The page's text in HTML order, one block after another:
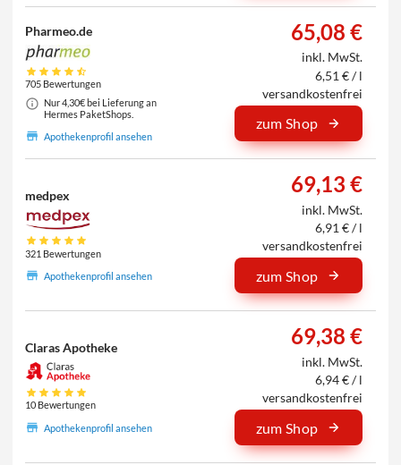
Pharmeo.de
705 Bewertungen
Nur 4,30€ bei Lieferung an
Hermes PaketShops.
Apothekenprofil ansehen
65,08 €
inkl. MwSt.
6,51 € / l
versandkostenfrei
zum Shop
medpex
321 Bewertungen
Apothekenprofil ansehen
69,13 €
inkl. MwSt.
6,91 € / l
versandkostenfrei
zum Shop
Claras Apotheke
10 Bewertungen
Apothekenprofil ansehen
69,38 €
inkl. MwSt.
6,94 € / l
versandkostenfrei
zum Shop